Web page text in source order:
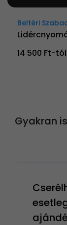
Beltéri
14 500 Ft-tól
Gyakran